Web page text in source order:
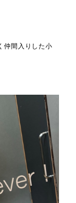
仲間入りした小